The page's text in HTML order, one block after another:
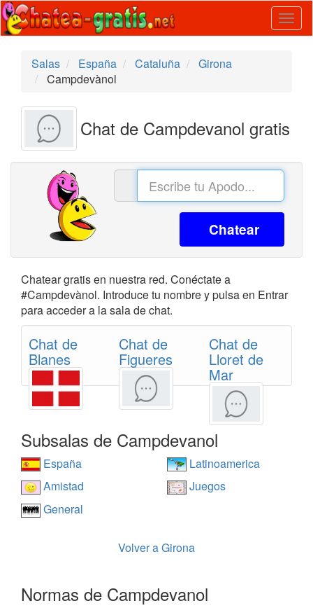
Salas
España Cataluña
Girona
Campdevànol
Chat de Campdevanol gratis
Chatear
Chatear gratis en nuestra red. Conéctate a
#Campdevànol. Introduce tu nombre y pulsa en Entrar
para acceder a la sala de chat.
Chat de
Blanes
Chat de
Figueres
Chat de
Lloret de
Mar
Subsalas de Campdevanol
España
Latinoamerica
Amistad
Juegos
General
Volver a Girona
Normas de Campdevanol